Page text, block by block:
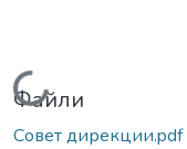
Вантажиться...
Файли
Совет дирекции.pdf